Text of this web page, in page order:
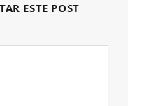
ESTE POST